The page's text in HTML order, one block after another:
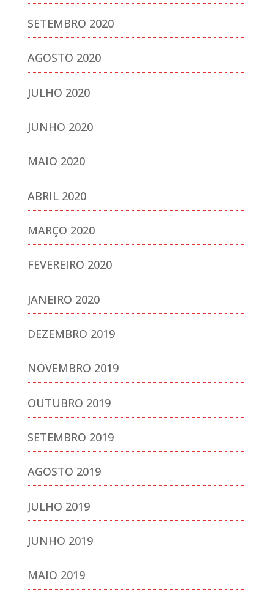
SETEMBRO 2020
AGOSTO 2020
JULHO 2020
JUNHO 2020
MAIO 2020
ABRIL 2020
MARÇO 2020
FEVEREIRO 2020
JANEIRO 2020
DEZEMBRO 2019
NOVEMBRO 2019
OUTUBRO 2019
SETEMBRO 2019
AGOSTO 2019
JULHO 2019
JUNHO 2019
MAIO 2019